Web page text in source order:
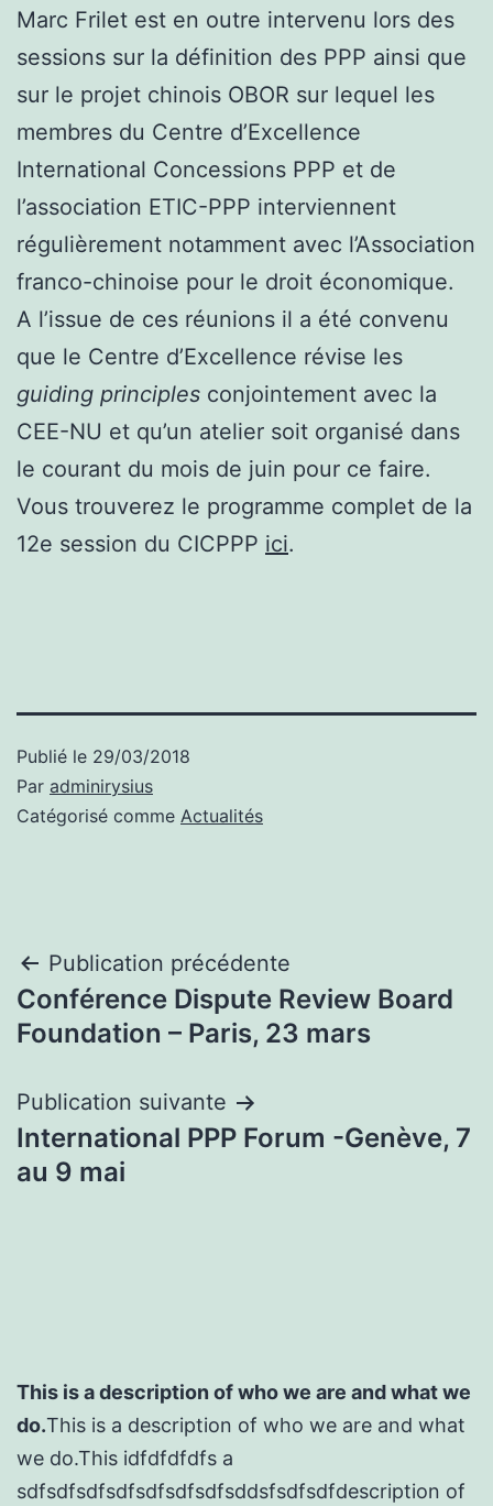
Marc Frilet est en outre intervenu lors des
sessions sur la définition des PPP ainsi que
sur le projet chinois OBOR sur lequel les
membres du Centre d’Excellence
International Concessions PPP et de
l’association ETIC-PPP interviennent
régulièrement notamment avec l’Association
franco-chinoise pour le droit économique.
A l’issue de ces réunions il a été convenu
que le Centre d’Excellence révise les
guiding principles conjointement avec la
CEE-NU et qu’un atelier soit organisé dans
le courant du mois de juin pour ce faire.
Vous trouverez le programme complet de la
12e session du CICPPP ici.
Publié le 29/03/2018
Par adminirysius
Catégorisé comme Actualités
Navigation
de
Publication précédente
Conférence Dispute Review Board
Foundation – Paris, 23 mars
Publication suivante
International PPP Forum -Genève, 7
au 9 mai
This is a description of who we are and what we
do.This is a description of who we are and what
we do.This idfdfdfdfs a
sdfsdfsdfsdfsdfsdfsdfsddsfsdfsdfdescription of